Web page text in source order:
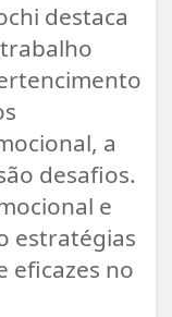
destaca
a
desafios.
e
estratégias
eficazes no